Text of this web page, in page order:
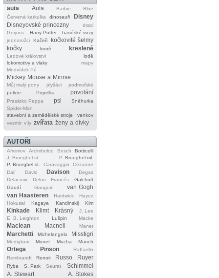
auta Auta Barbie
Blue
Červená karkulka
dinosauři
Disney
Disneyovské princezny
draci
Gorjuss
Harry Potter
hasičské vozy
jednorožci
Kačeři
kočkovité šelmy
kočky
koně kreslené
Ledové království
lodě
lokomotivy a vlaky
mapy
Medvídek Pú
Mickey Mouse a Minnie
Můj malý pony plyšáci
podmořské
policie
Popelka povolání
Prasátko Peppa psi
Sněhurka
Spider‐Man
stavební a zemědělské stroje
venkov
vesmír víly zvířata ženy a dívky
AUTOŘI
Afremov Arcimboldo Bosch
Botticelli
J. Brueghel st.
P. Brueghel ml.
P. Brueghel st.
Caravaggio
Cézanne
Dalí
David Davison
Degas
Delacroix
Delon Francés
Galchutt
Gaudí
Gauguin
van Gogh
van Haasteren
Hardwick
Hayez
Hokusai
Kagaya Kandinskij Kim
Kinkade Klimt Krásný
J. Lee
E. B. Leighton
Lušpin Macke
Maclean Macneil Manet
Marchetti Michelangelo Misstigri
Modigliani Monet Mucha Munch
Ortega Pinson
Raffaello
Rembrandt
Renoir Russo Ruyer
Ryba S. Park Seurat
Schimmel
A. Stewart
A. Stokes